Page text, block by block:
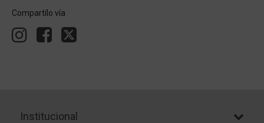
Compartílo vía
Institucional